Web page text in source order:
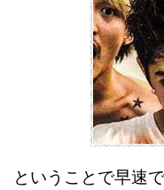
ということで早速